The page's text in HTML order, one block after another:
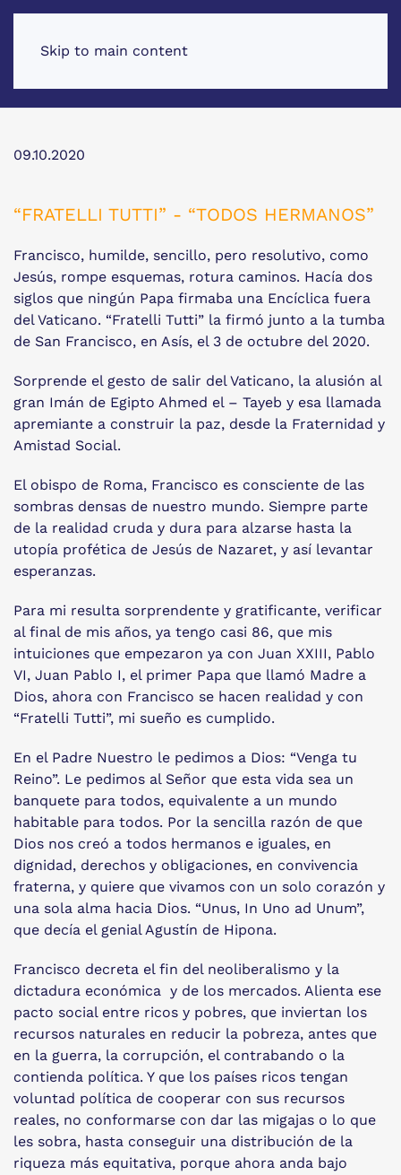
Skip to main content
09.10.2020
“FRATELLI TUTTI” - “TODOS HERMANOS”
Francisco, humilde, sencillo, pero resolutivo, como
Jesús, rompe esquemas, rotura caminos. Hacía dos
siglos que ningún Papa firmaba una Encíclica fuera
del Vaticano. “Fratelli Tutti” la firmó junto a la tumba
de San Francisco, en Asís, el 3 de octubre del 2020.
Sorprende el gesto de salir del Vaticano, la alusión al
gran Imán de Egipto Ahmed el – Tayeb y esa llamada
apremiante a construir la paz, desde la Fraternidad y
Amistad Social.
El obispo de Roma, Francisco es consciente de las
sombras densas de nuestro mundo. Siempre parte
de la realidad cruda y dura para alzarse hasta la
utopía profética de Jesús de Nazaret, y así levantar
esperanzas.
Para mi resulta sorprendente y gratificante, verificar
al final de mis años, ya tengo casi 86, que mis
intuiciones que empezaron ya con Juan XXIII, Pablo
VI, Juan Pablo I, el primer Papa que llamó Madre a
Dios, ahora con Francisco se hacen realidad y con
“Fratelli Tutti”, mi sueño es cumplido.
En el Padre Nuestro le pedimos a Dios: “Venga tu
Reino”. Le pedimos al Señor que esta vida sea un
banquete para todos, equivalente a un mundo
habitable para todos. Por la sencilla razón de que
Dios nos creó a todos hermanos e iguales, en
dignidad, derechos y obligaciones, en convivencia
fraterna, y quiere que vivamos con un solo corazón y
una sola alma hacia Dios. “Unus, In Uno ad Unum”,
que decía el genial Agustín de Hipona.
Francisco decreta el fin del neoliberalismo y la
dictadura económica y de los mercados. Alienta ese
pacto social entre ricos y pobres, que inviertan los
recursos naturales en reducir la pobreza, antes que
en la guerra, la corrupción, el contrabando o la
contienda política. Y que los países ricos tengan
voluntad política de cooperar con sus recursos
reales, no conformarse con dar las migajas o lo que
les sobra, hasta conseguir una distribución de la
riqueza más equitativa, porque ahora anda bajo